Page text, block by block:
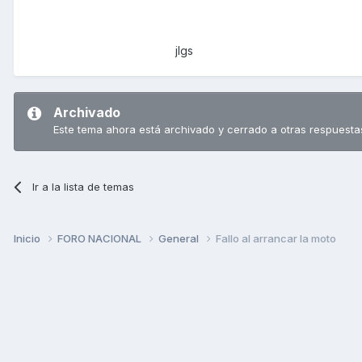
jlgs
Archivado
Este tema ahora está archivado y cerrado a otras
Ir a la lista de temas
Inicio FORO NACIONAL General Fallo al arrancar la moto